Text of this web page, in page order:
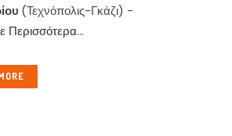
(Τεχνόπολις-Γκάζι) -
Περισσότερα...